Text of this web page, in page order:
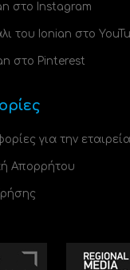
στο Instagram
του Ionian στο
στο Pinterest
για την εταιρεία
Απορρήτου